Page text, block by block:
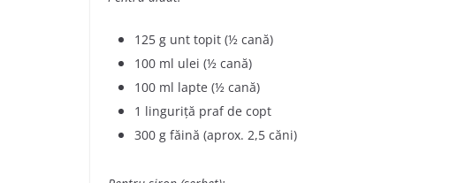
125 g unt topit (½ cană)
100 ml ulei (½ cană)
100 ml lapte (½ cană)
1 linguriță praf de copt
300 g făină (aprox. 2,5 căni)